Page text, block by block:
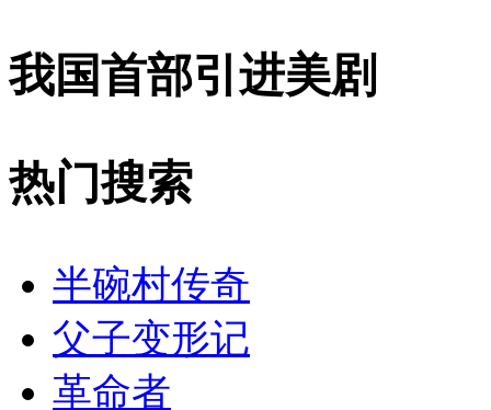
我国首部引进美剧
热门搜索
半碗村传奇
父子变形记
革命者